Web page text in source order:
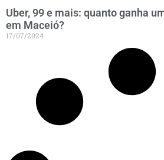
Uber, 99 e mais: quanto ganha
em Maceió?
17/07/2024